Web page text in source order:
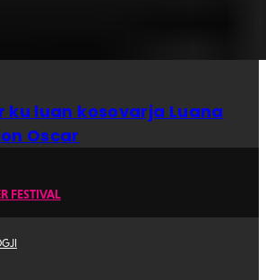
ku luan kosovarja Luana
Oscar
FESTIVAL